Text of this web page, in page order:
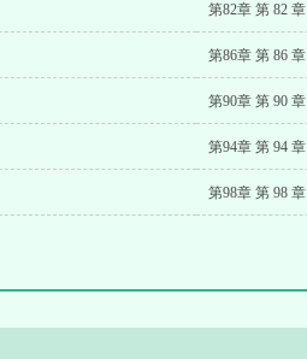
第82章 第 82 章
第86章 第 86 章
第90章 第 90 章
第94章 第 94 章
第98章 第 98 章